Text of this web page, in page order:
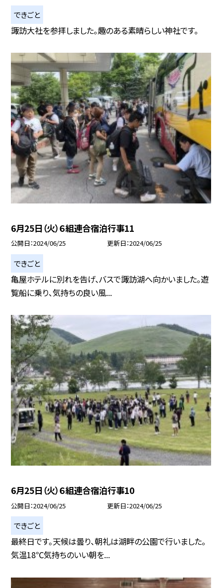
できごと
諏訪大社を参拝しました。趣のある素晴らしい神社です。
6月25日（火）６組連合宿泊行事11
公開日 2024/06/25 更新日 2024/06/25
できごと
亀屋ホテルに別れを告げ、バスで諏訪湖へ向かいました。遊
覧船に乗り、気持ちの良い風...
6月25日（火）６組連合宿泊行事10
公開日 2024/06/25 更新日 2024/06/25
できごと
最終日です。天候は曇り、朝礼は湖畔の公園で行いました。
気温18℃気持ちのいい朝を...